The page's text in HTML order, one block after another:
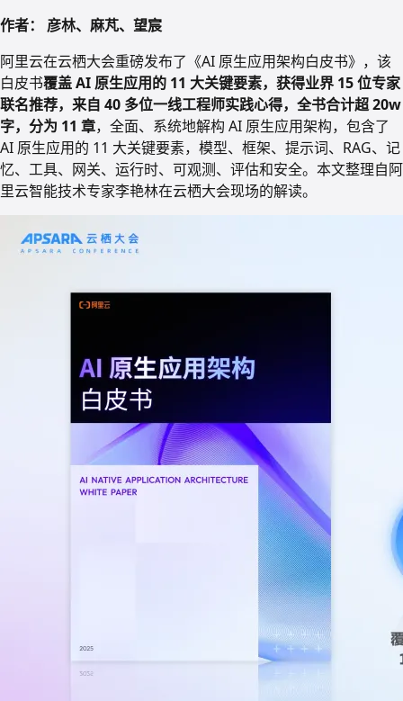
作者： 彦林、麻芃、望宸
阿里云在云栖大会重磅发布了《AI 原生应用架构白皮书》，该
白皮书覆盖 AI 原生应用的 11 大关键要素，获得业界 15 位专家
联名推荐，来自 40 多位一线工程师实践心得，全书合计超 20w
字，分为 11 章， 全面、系统地解构 AI 原生应用架构，包含了
AI 原生应用的 11 大关键要素，模型、框架、提示词、RAG、记
忆、工具、网关、运行时、可观测、评估和安全。本文整理自阿
里云智能技术专家李艳林在云栖大会现场的解读。